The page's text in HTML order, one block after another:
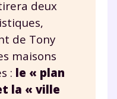
deux
de Tony
maisons
: le « plan
la « ville